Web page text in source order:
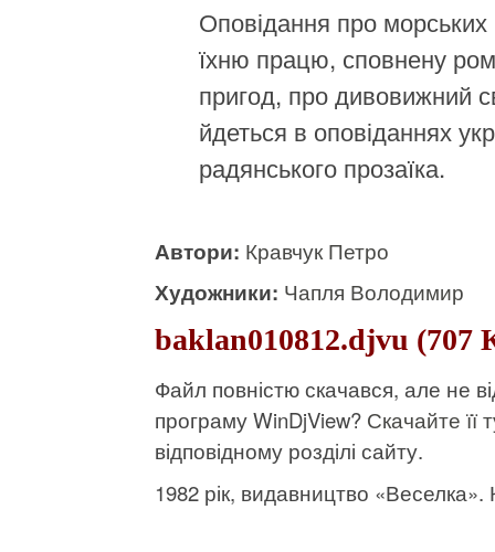
Оповідання про
їхню працю, сповнену
пригод, про дивовижний
йдеться в оповіданнях
радянського прозаїка.
Автори: Кравчук Петро
Художники: Чапля Володимир
baklan010812.djvu (707
Файл повністю скачався, але не
програму WinDjView? Скачайте її
відповідному розділі сайту.
1982 рік, видавництво «Веселка».